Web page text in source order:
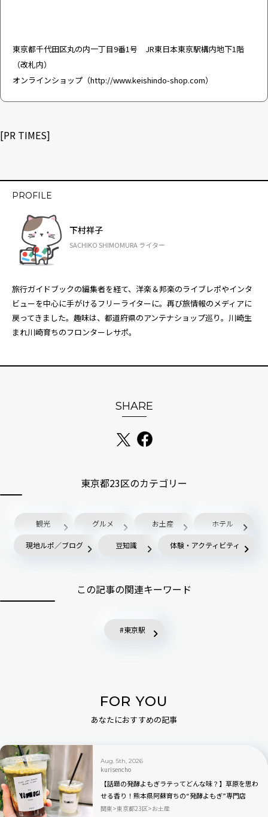
東京都千代田区丸の内一丁目9番1号 JR東日本東京駅構内地下1階
（改札内）
オンラインショップ（http://www.keishindo-shop.com）
[PR TIMES]
PROFILE
下村祥子
SACHIKO SHIMOMURA ライター
旅行ガイドブックの編集者を経て、洋楽＆邦楽のライブレポやインタ
ビューを中心に手がけるフリーライターに。再び旅情報のメディアに
戻ってきました。趣味は、都道府県のアンテナショップ巡り。川崎生
まれ川崎育ちのフロンターレサポ。
SHARE
東京都23区のカテゴリー
観光 グルメ お土産 ホテル
現地ルポ／ブログ 豆知識 体験・アクティビティ
この記事の関連キーワード
東京駅
FOR YOU
あなたにおすすめの記事
Aug. 5th, 2026
kurisencho
【話題の発酵よもぎラテってどんな味？】草原を思わ
せる香り！熊本県阿蘇育ちの“発酵よもぎ”専門店
「BETWEEN by THE YOMOGI STAND」渋谷にオープ
関東 東京都23区 お土産